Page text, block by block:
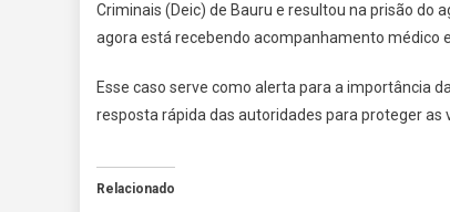
Criminais (Deic) de Bauru e resultou na prisão do
agora está recebendo acompanhamento médico
Esse caso serve como alerta para a importância
resposta rápida das autoridades para proteger as
Relacionado